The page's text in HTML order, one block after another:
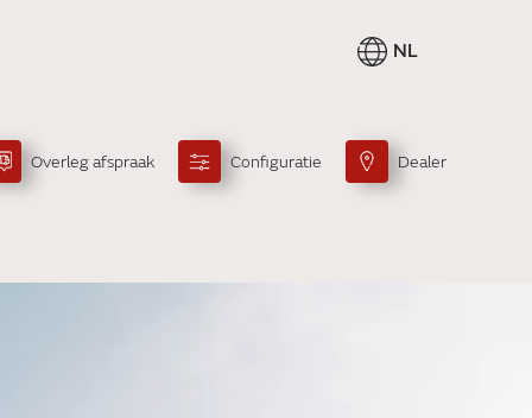
NL
Overleg afspraak Configuratie Dealer